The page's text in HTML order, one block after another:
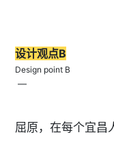
设计观点B
Design point B
—
屈原，在每个宜昌